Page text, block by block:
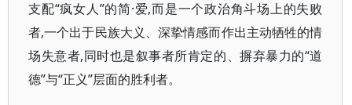
支配“疯女人”的简·爱,而是一个政治角斗场上的失败
者,一个出于民族大义、深挚情感而作出主动牺牲的情
场失意者,同时也是叙事者所肯定的、摒弃暴力的“道
德”与“正义”层面的胜利者。